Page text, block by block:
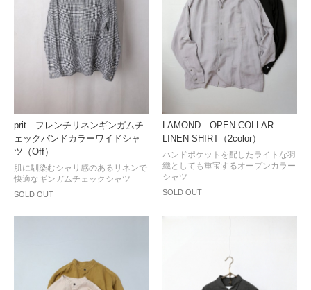
prit｜フレンチリネンギンガムチ
ェックバンドカラーワイドシャ
ツ（Off）
SOLD OUT
肌に馴染むシャリ感のあるリネンで
快適なギンガムチェックシャツ
LAMOND｜OPEN COLLAR
LINEN SHIRT（2color）
SOLD OUT
ハンドポケットを配したライトな羽
織としても重宝するオープンカラー
シャツ